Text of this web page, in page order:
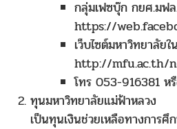
กลุ่มเฟซบุ๊ก กยศ.มฟ
https://
เว็บไซต์มหาวิทยาลัย
http://mfu.ac.th/
โทร 053-916381
ทุนมหาวิทยาลัยแม่ฟ้าหลวง
เป็นทุนเงินช่วยเหลือทางการ